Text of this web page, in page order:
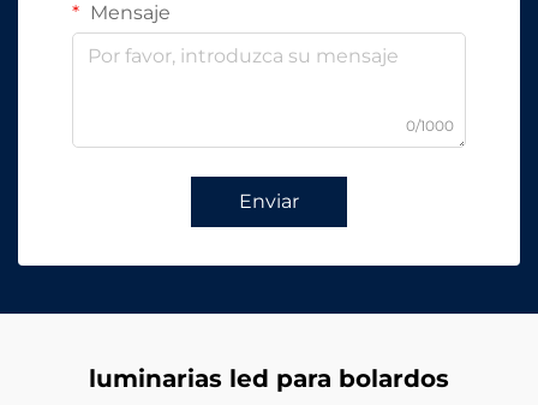
Mensaje
0/1000
Enviar
luminarias led para bolardos